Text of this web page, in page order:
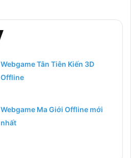
Webgame Tân Tiên Kiến 3D
Offline
Webgame Ma Giới Offline mới
nhất